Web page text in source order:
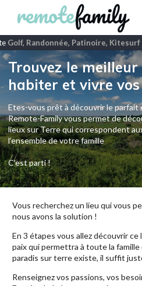
Golf, Randonnée, Patinoire, Kitesurf
Trouvez le
habiter et vivre
Etes-vous prêt à découvrir le
Remote-Family vous permet de
lieux sur Terre qui correspondent
l’ensemble de votre famille
C'est parti !
Vous recherchez un lieu qui vous
nous avons la solution !
En 3 étapes vous allez découvrir
paix qui permettra à toute la
paradis sur terre existe, il suffit
Renseignez vos passions, vos